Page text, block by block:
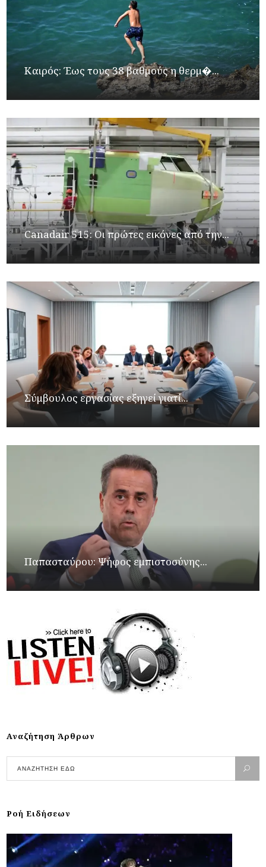
Καιρός: Έως τους 38 βαθμούς η θερμ�...
Canadair 515: Οι πρώτες εικόνες από την...
Σύμβουλος εργασίας εξηγεί γιατί...
Παπασταύρου: Ψήφος εμπιστοσύνης...
Αναζήτηση Άρθρων
Ροή Ειδήσεων